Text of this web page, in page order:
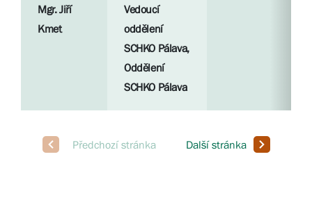
Mgr. Jiří
Kmet
Vedoucí
oddělení
SCHKO Pálava,
Oddělení
SCHKO Pálava